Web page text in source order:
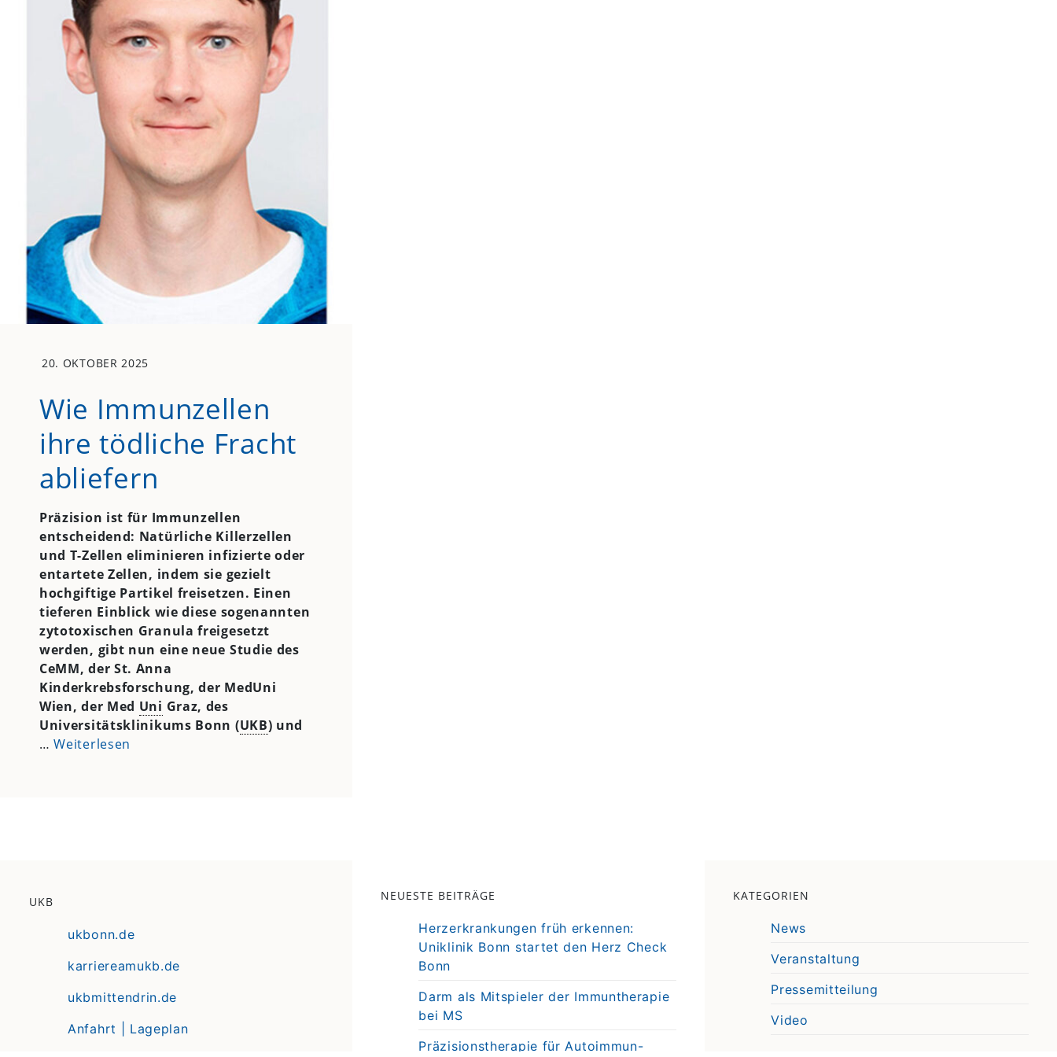
20. OKTOBER 2025
Wie Immunzellen
ihre tödliche Fracht
abliefern
Präzision ist für Immunzellen
entscheidend: Natürliche Killerzellen
und T-Zellen eliminieren infizierte oder
entartete Zellen, indem sie gezielt
hochgiftige Partikel freisetzen. Einen
tieferen Einblick wie diese sogenannten
zytotoxischen Granula freigesetzt
werden, gibt nun eine neue Studie des
CeMM, der St. Anna
Kinderkrebsforschung, der MedUni
Wien, der Med Uni Graz, des
Universitätsklinikums Bonn (UKB) und
…Weiterlesen
UKB
ukbonn.de
karriereamukb.de
ukbmittendrin.de
Anfahrt | Lageplan
NEUESTE BEITRÄGE
Herzerkrankungen früh erkennen:
Uniklinik Bonn startet den Herz Check
Bonn
Darm als Mitspieler der Immuntherapie
bei MS
Präzisionstherapie für Autoimmun-
KATEGORIEN
News
Veranstaltung
Pressemitteilung
Video